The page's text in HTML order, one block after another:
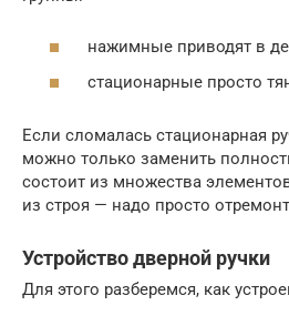
нажимные приводят в
стационарные просто
Если сломалась стационарная
можно только заменить
состоит из множества
из строя — надо просто
Устройство дверной ручки
Для этого разберемся, как